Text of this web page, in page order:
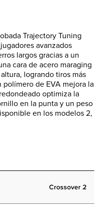
Trajectory Tuning
avanzados
largos gracias a un
cara de acero maraging
logrando tiros más
polímero de EVA mejora la
optimiza la
en la punta y un peso
en los modelos 2,
Crossover 2